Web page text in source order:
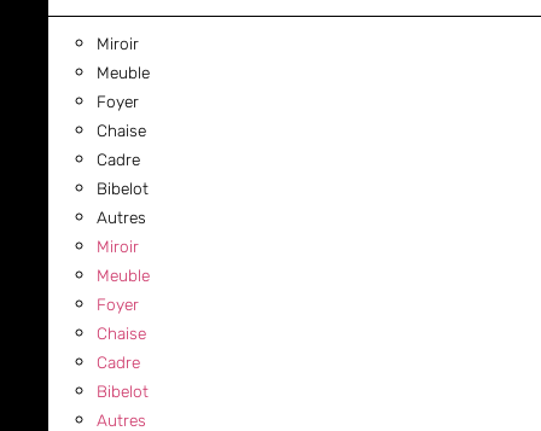
Miroir
Meuble
Foyer
Chaise
Cadre
Bibelot
Autres
Miroir
Meuble
Foyer
Chaise
Cadre
Bibelot
Autres